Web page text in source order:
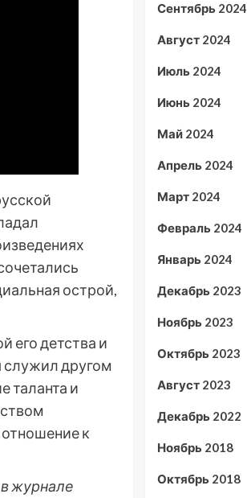
острой,
его детства и
служил другом
таланта и
к
журнале
Сентябрь 2024
Август 2024
Июль 2024
Июнь 2024
Май 2024
Апрель 2024
Март 2024
Февраль 2024
Январь 2024
Декабрь 2023
Ноябрь 2023
Октябрь 2023
Август 2023
Декабрь 2022
Ноябрь 2018
Октябрь 2018